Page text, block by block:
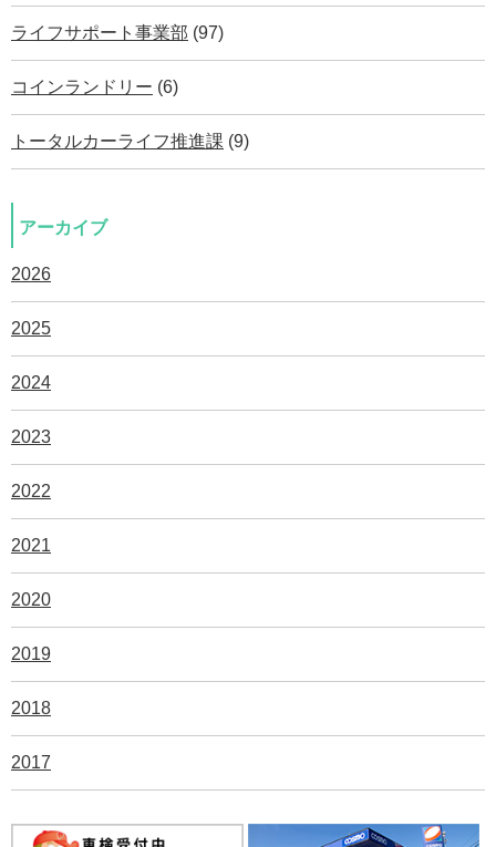
ライフサポート事業部 (97)
コインランドリー (6)
トータルカーライフ推進課 (9)
アーカイブ
2026
2025
2024
2023
2022
2021
2020
2019
2018
2017